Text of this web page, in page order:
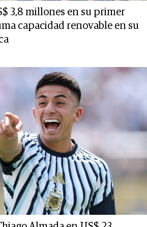
3,8 millones en su primer
capacidad renovable en su